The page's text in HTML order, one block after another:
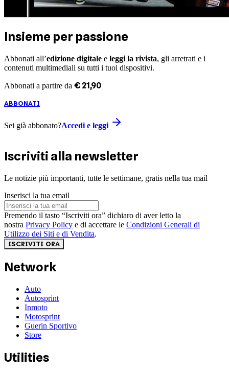
Insieme per passione
Abbonati all’edizione digitale e leggi la rivista, gli arretrati e i
contenuti multimediali su tutti i tuoi dispositivi.
Abbonati a partire da €21 ,90
ABBONATI
Sei già abbonato?Accedi e leggi
Iscriviti alla newsletter
Le notizie più importanti, tutte le settimane, gratis nella tua mail
Inserisci la tua email
Premendo il tasto “Iscriviti ora” dichiaro di aver letto la
nostra Privacy Policy e di accettare le Condizioni Generali di
Utilizzo dei Siti e di Vendita.
ISCRIVITI ORA
Network
Auto
Autosprint
Inmoto
Motosprint
Guerin Sportivo
Store
Utilities